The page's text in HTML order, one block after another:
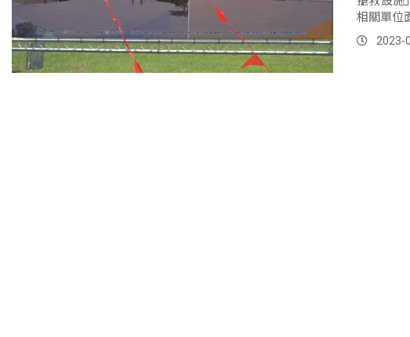
相關單位
2023-